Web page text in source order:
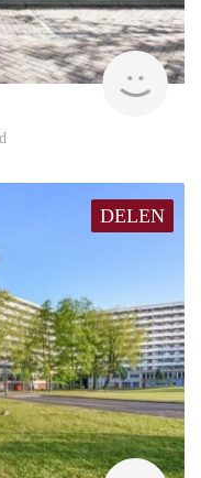
DELEN